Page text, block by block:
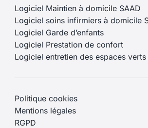
Logiciel Maintien à domicile SAAD
Logiciel soins infirmiers à domicile
Logiciel Garde d’enfants
Logiciel Prestation de confort
Logiciel entretien des espaces verts
Politique cookies
Mentions légales
RGPD